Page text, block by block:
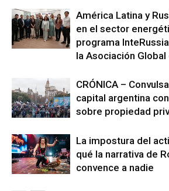
América Latina y
en el sector
programa
la Asociación Global
CRÓNICA –
capital argentina
sobre propiedad
La impostura del
qué la narrativa de
convence a nadie